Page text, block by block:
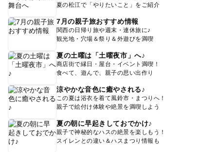
夏の松江で「やりたいこと」をご紹介
7月の親子旅おすすめ情報
関西の日帰り旅や週末・連休旅に♪
観光地・穴場＆祭り＆外遊びを満喫
夏の土曜は「土曜夜市」へ♪
商店街で縁日・屋台・イベント満喫！
食べて、遊んで、親子の思い出作り
涼やかな音色に癒やされる♪
この夏は浴衣を着て風鈴市・まつりへ！
親子で絵付け体験や絶景を満喫しよう
夏の朝に早起きしておでかけ♪
親子で神秘的なハスの絶景を楽しもう！
スイレンとの違い＆ハスまつり情報も